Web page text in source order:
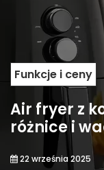
Funkcje i ceny
Air fryer z
różnice i
22 września 2025